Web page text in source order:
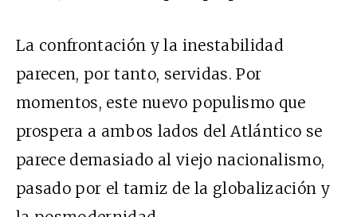
La confrontación y la inestabilidad
parecen, por tanto, servidas. Por
momentos, este nuevo populismo que
prospera a ambos lados del Atlántico se
parece demasiado al viejo nacionalismo,
pasado por el tamiz de la globalización y